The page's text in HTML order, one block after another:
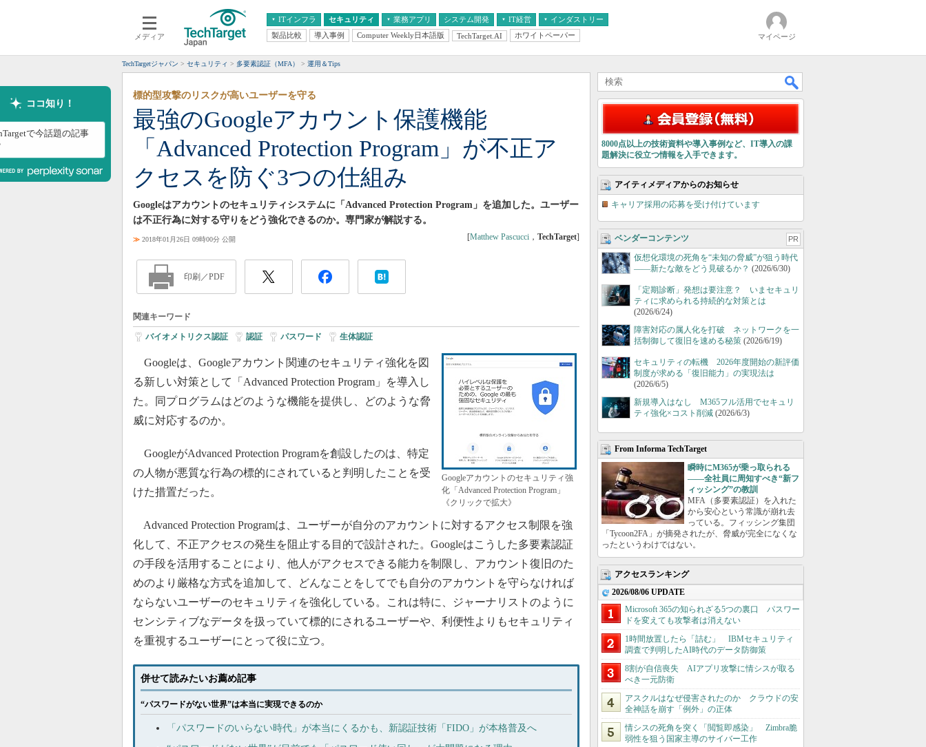
メディア
ITインフラ
クラウド
スマートモバイル
ネットワーク
システム運用管理
セキュリティ 業務アプリ
エンタープライズAI
ERP
CX
情報系システム
システム開発 IT経営
経営とIT
インダストリー
医療IT
製品比較 導入事例 Computer Weekly日本語版 TechTarget.AI ホワイトペーパー マイページ
TechTargetジャパン セキュリティ 多要素認証（MFA） 運用＆Tips
ココ知り！
で今話題の記事
最強のGoogleアカウント保護機能
「Advanced Protection Program」が不正ア
クセスを防ぐ3つの仕組み
標的型攻撃のリスクが高いユーザーを守る
Googleはアカウントのセキュリティシステムに「Advanced Protection Program」を追加した。ユーザー
は不正行為に対する守りをどう強化できるのか。専門家が解説する。
≫ 2018年01月26日 09時00分 公開 [Matthew Pascucci ， TechTarget]
印刷／PDF
関連キーワード
バイオメトリクス認証 認証 パスワード 生体認証
Googleアカウントのセキュリティ強
化「Advanced Protection Program」
《クリックで拡大》
Googleは、Googleアカウント関連のセキュリティ強化を図
る新しい対策として「Advanced Protection Program」を導入し
た。同プログラムはどのような機能を提供し、どのような脅
威に対応するのか。
GoogleがAdvanced Protection Programを創設したのは、特定
の人物が悪質な行為の標的にされていると判明したことを受
けた措置だった。
Advanced Protection Programは、ユーザーが自分のアカウントに対するアクセス制限を強
化して、不正アクセスの発生を阻止する目的で設計された。Googleはこうした多要素認証
の手段を活用することにより、他人がアクセスできる能力を制限し、アカウント復旧のた
めのより厳格な方式を追加して、どんなことをしてでも自分のアカウントを守らなければ
ならないユーザーのセキュリティを強化している。これは特に、ジャーナリストのように
センシティブなデータを扱っていて標的にされるユーザーや、利便性よりもセキュリティ
を重視するユーザーにとって役に立つ。
併せて読みたいお薦め記事
“パスワードがない世界”は本当に実現できるのか
「パスワードのいらない時代」が本当にくるかも、新認証技術「FIDO」が本格普及へ
8000点以上の技術資料や導入事例など、IT導入の課
題解決に役立つ情報を入手できます。
アイティメディアからのお知らせ
キャリア採用の応募を受け付けています
ベンダーコンテンツ PR
仮想化環境の死角を“未知の脅威”が狙う時代
――新たな敵をどう見破るか？ (2026/6/30)
「定期診断」発想は要注意？ いまセキュリ
ティに求められる持続的な対策とは
(2026/6/24)
障害対応の属人化を打破 ネットワークを一
括制御して復旧を速める秘策 (2026/6/19)
セキュリティの転機 2026年度開始の新評価
制度が求める「復旧能力」の実現法は
(2026/6/5)
新規導入はなし M365フル活用でセキュリ
ティ強化×コスト削減 (2026/6/3)
From Informa TechTarget
瞬時にM365が乗っ取られる
――全社員に周知すべき“新フ
ィッシング”の教訓
MFA（多要素認証）を入れた
から安心という常識が崩れ去
っている。フィッシング集団
「Tycoon2FA」が摘発されたが、脅威が完全になくな
ったというわけではない。
アクセスランキング
2026/08/06 UPDATE
Microsoft 365の知られざる5つの裏口 パスワー
ドを変えても攻撃者は消えない
1時間放置したら「詰む」 IBMセキュリティ
調査で判明したAI時代のデータ防御策
8割が自信喪失 AIアプリ攻撃に情シスが取る
べき一元防衛
アスクルはなぜ侵害されたのか クラウドの安
全神話を崩す「例外」の正体
情シスの死角を突く「閲覧即感染」 Zimbra脆
弱性を狙う国家主導のサイバー工作